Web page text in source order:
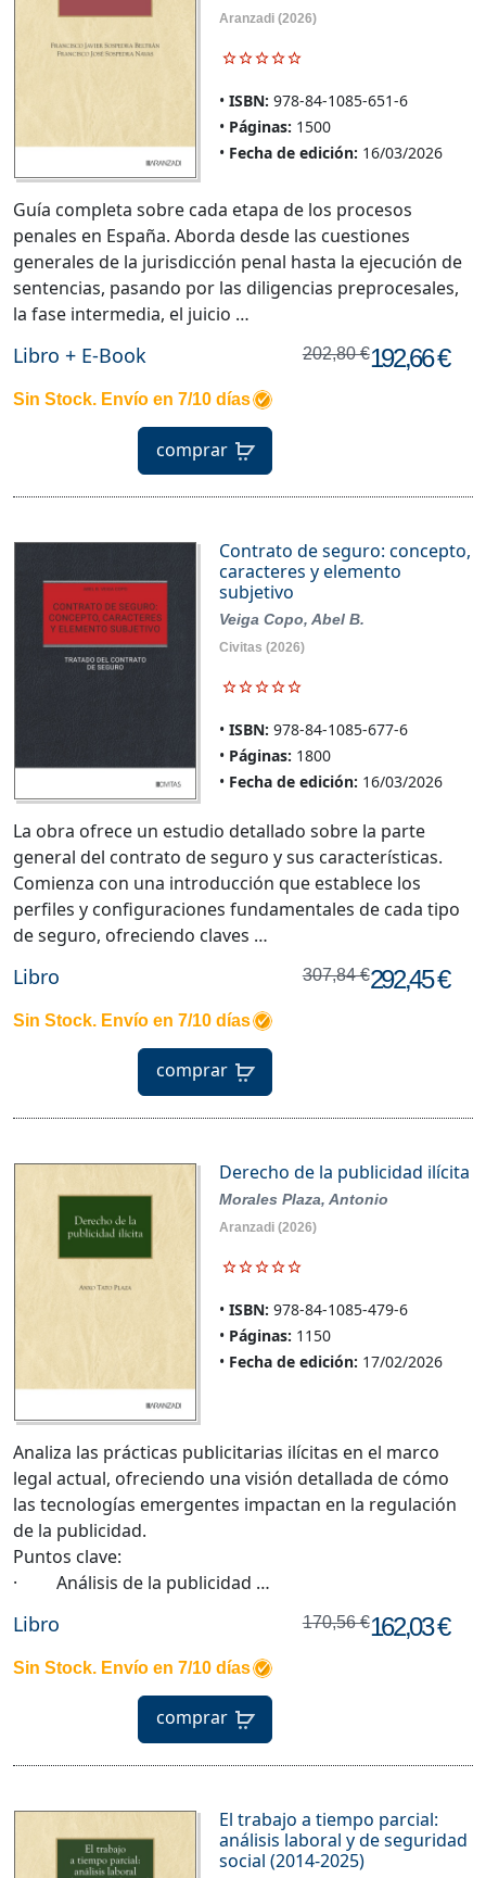
Aranzadi(2026)
ISBN: 978-84-1085-651-6
Páginas: 1500
Fecha de edición: 16/03/2026
Libro + E-Book 202,80 €192,66 €
Sin Stock. Envío en 7/10 días
comprar
Guía completa sobre cada etapa de los procesos
penales en España. Aborda desde las cuestiones
generales de la jurisdicción penal hasta la ejecución de
sentencias, pasando por las diligencias preprocesales,
la fase intermedia, el juicio …
Contrato de seguro: concepto,
caracteres y elemento
subjetivo
Veiga Copo, Abel B.
Civitas (2026)
ISBN: 978-84-1085-677-6
Páginas: 1800
Fecha de edición: 16/03/2026
Libro 307,84 €292,45 €
Sin Stock. Envío en 7/10 días
comprar
La obra ofrece un estudio detallado sobre la parte
general del contrato de seguro y sus características.
Comienza con una introducción que establece los
perfiles y configuraciones fundamentales de cada tipo
de seguro, ofreciendo claves …
Derecho de la publicidad ilícita
Morales Plaza, Antonio
Aranzadi(2026)
ISBN: 978-84-1085-479-6
Páginas: 1150
Fecha de edición: 17/02/2026
Libro 170,56 €162,03 €
Sin Stock. Envío en 7/10 días
comprar
Analiza las prácticas publicitarias ilícitas en el marco
legal actual, ofreciendo una visión detallada de cómo
las tecnologías emergentes impactan en la regulación
de la publicidad.
Puntos clave:
· Análisis de la publicidad …
El trabajo a tiempo parcial:
análisis laboral y de seguridad
social (2014-2025)